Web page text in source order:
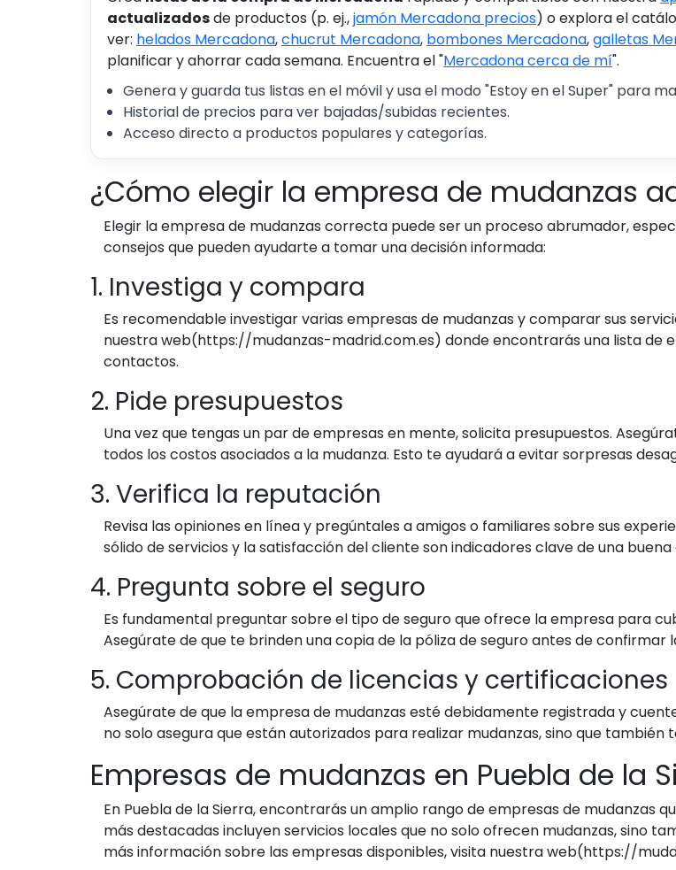
actualizadosde productos (p. ej.,jamón Mercadona precios) o explora el
ver: helados Mercadona,chucrut Mercadona, bombones Mercadona,galletas
planificar y ahorrar cada semana. Encuentra el "Mercadona cerca de mí".
Genera y guarda tus listas en el móvil y usa el modo "Estoy en el Super" para
Historial de precios para ver bajadas/subidas recientes.
Acceso directo a productos populares y categorías.
¿Cómo elegir la empresa de mudanzas
Elegir la empresa de mudanzas correcta puede ser un proceso abrumador,
consejos que pueden ayudarte a tomar una decisión informada:
1. Investiga y compara
Es recomendable investigar varias empresas de mudanzas y comparar sus
nuestra web(https://mudanzas-madrid.com.es) donde encontrarás una lista de
contactos.
2. Pide presupuestos
Una vez que tengas un par de empresas en mente, solicita presupuestos.
todos los costos asociados a la mudanza. Esto te ayudará a evitar sorpresas
3. Verifica la reputación
Revisa las opiniones en línea y pregúntales a amigos o familiares sobre sus
sólido de servicios y la satisfacción del cliente son indicadores clave de una
4. Pregunta sobre el seguro
Es fundamental preguntar sobre el tipo de seguro que ofrece la empresa para
Asegúrate de que te brinden una copia de la póliza de seguro antes de confirmar
5. Comprobación de licencias y certificaciones
Asegúrate de que la empresa de mudanzas esté debidamente registrada y
no solo asegura que están autorizados para realizar mudanzas, sino que
Empresas de mudanzas en Puebla de la
En Puebla de la Sierra, encontrarás un amplio rango de empresas de mudanzas
más destacadas incluyen servicios locales que no solo ofrecen mudanzas, sino
más información sobre las empresas disponibles, visita nuestra web(https://